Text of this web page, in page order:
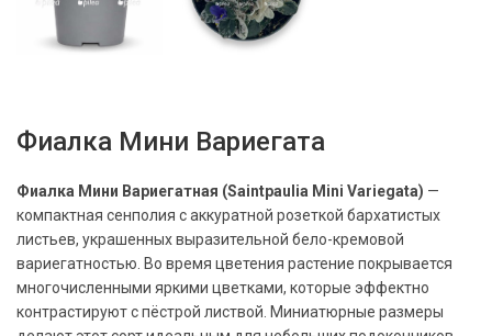
Фиалка Мини Вариегата
Фиалка Мини Вариегатная (Saintpaulia Mini Variegata) —
компактная сенполия с аккуратной розеткой бархатистых
листьев, украшенных выразительной бело-кремовой
вариегатностью. Во время цветения растение покрывается
многочисленными яркими цветками, которые эффектно
контрастируют с пёстрой листвой. Миниатюрные размеры